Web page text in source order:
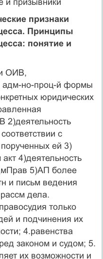
признаки
Принципы
понятие и
ОИВ,
адм-но-проц-й формы
юридических
2)деятельность
с
ей 3)
4)деятельность
5)АП более
и письм ведения
дела.
только
и подчинения их
4.равенства
законом и судом; 5.
их возможности и